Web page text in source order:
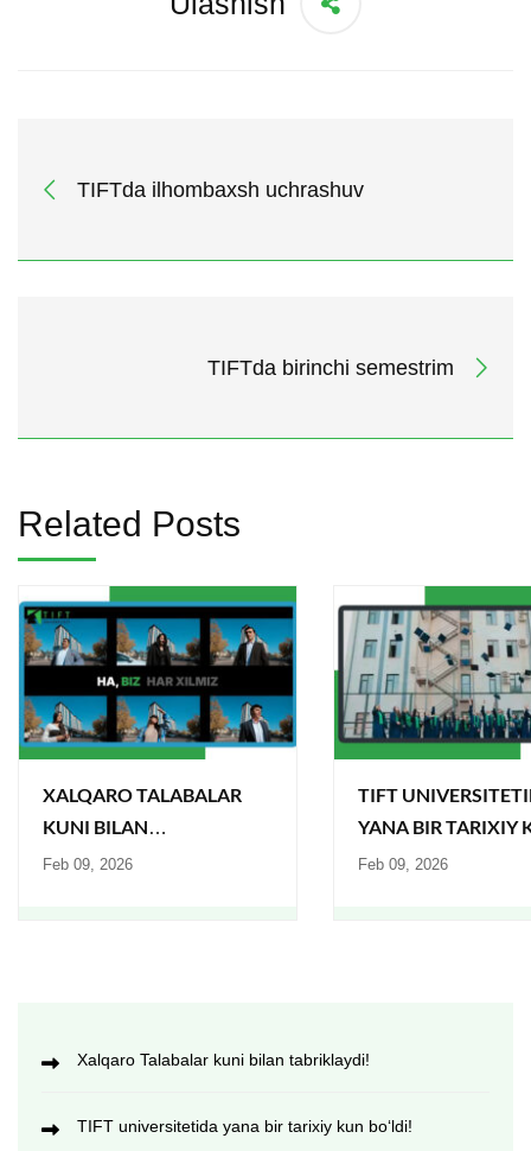
TIFTda ilhombaxsh uchrashuv
TIFTda birinchi semestrim
Related Posts
XALQARO TALABALAR
KUNI BILAN
TABRIKLAYDI!
Feb 09, 2026
TIFT
YANA BIR TARIXIY
BO‘LDI!
Feb 09, 2026
Xalqaro Talabalar kuni bilan tabriklaydi!
TIFT universitetida yana bir tarixiy kun bo‘ldi!